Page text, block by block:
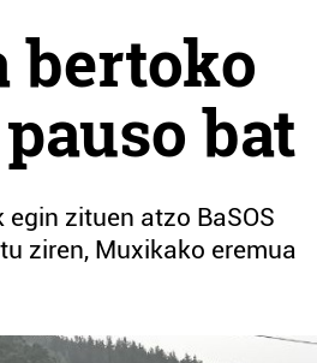
bertoko
bat
zituen atzo BaSOS
ziren, Muxikako eremua